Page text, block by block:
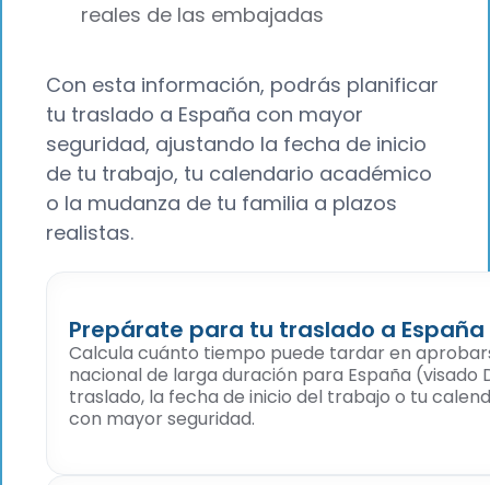
reales de las embajadas
Con esta información, podrás planificar
tu traslado a España con mayor
seguridad, ajustando la fecha de inicio
de tu trabajo, tu calendario académico
o la mudanza de tu familia a plazos
realistas.
Prepárate para tu traslado a España
Calcula cuánto tiempo puede tardar en
nacional de larga duración para España (visado
traslado, la fecha de inicio del trabajo o tu
con mayor seguridad.